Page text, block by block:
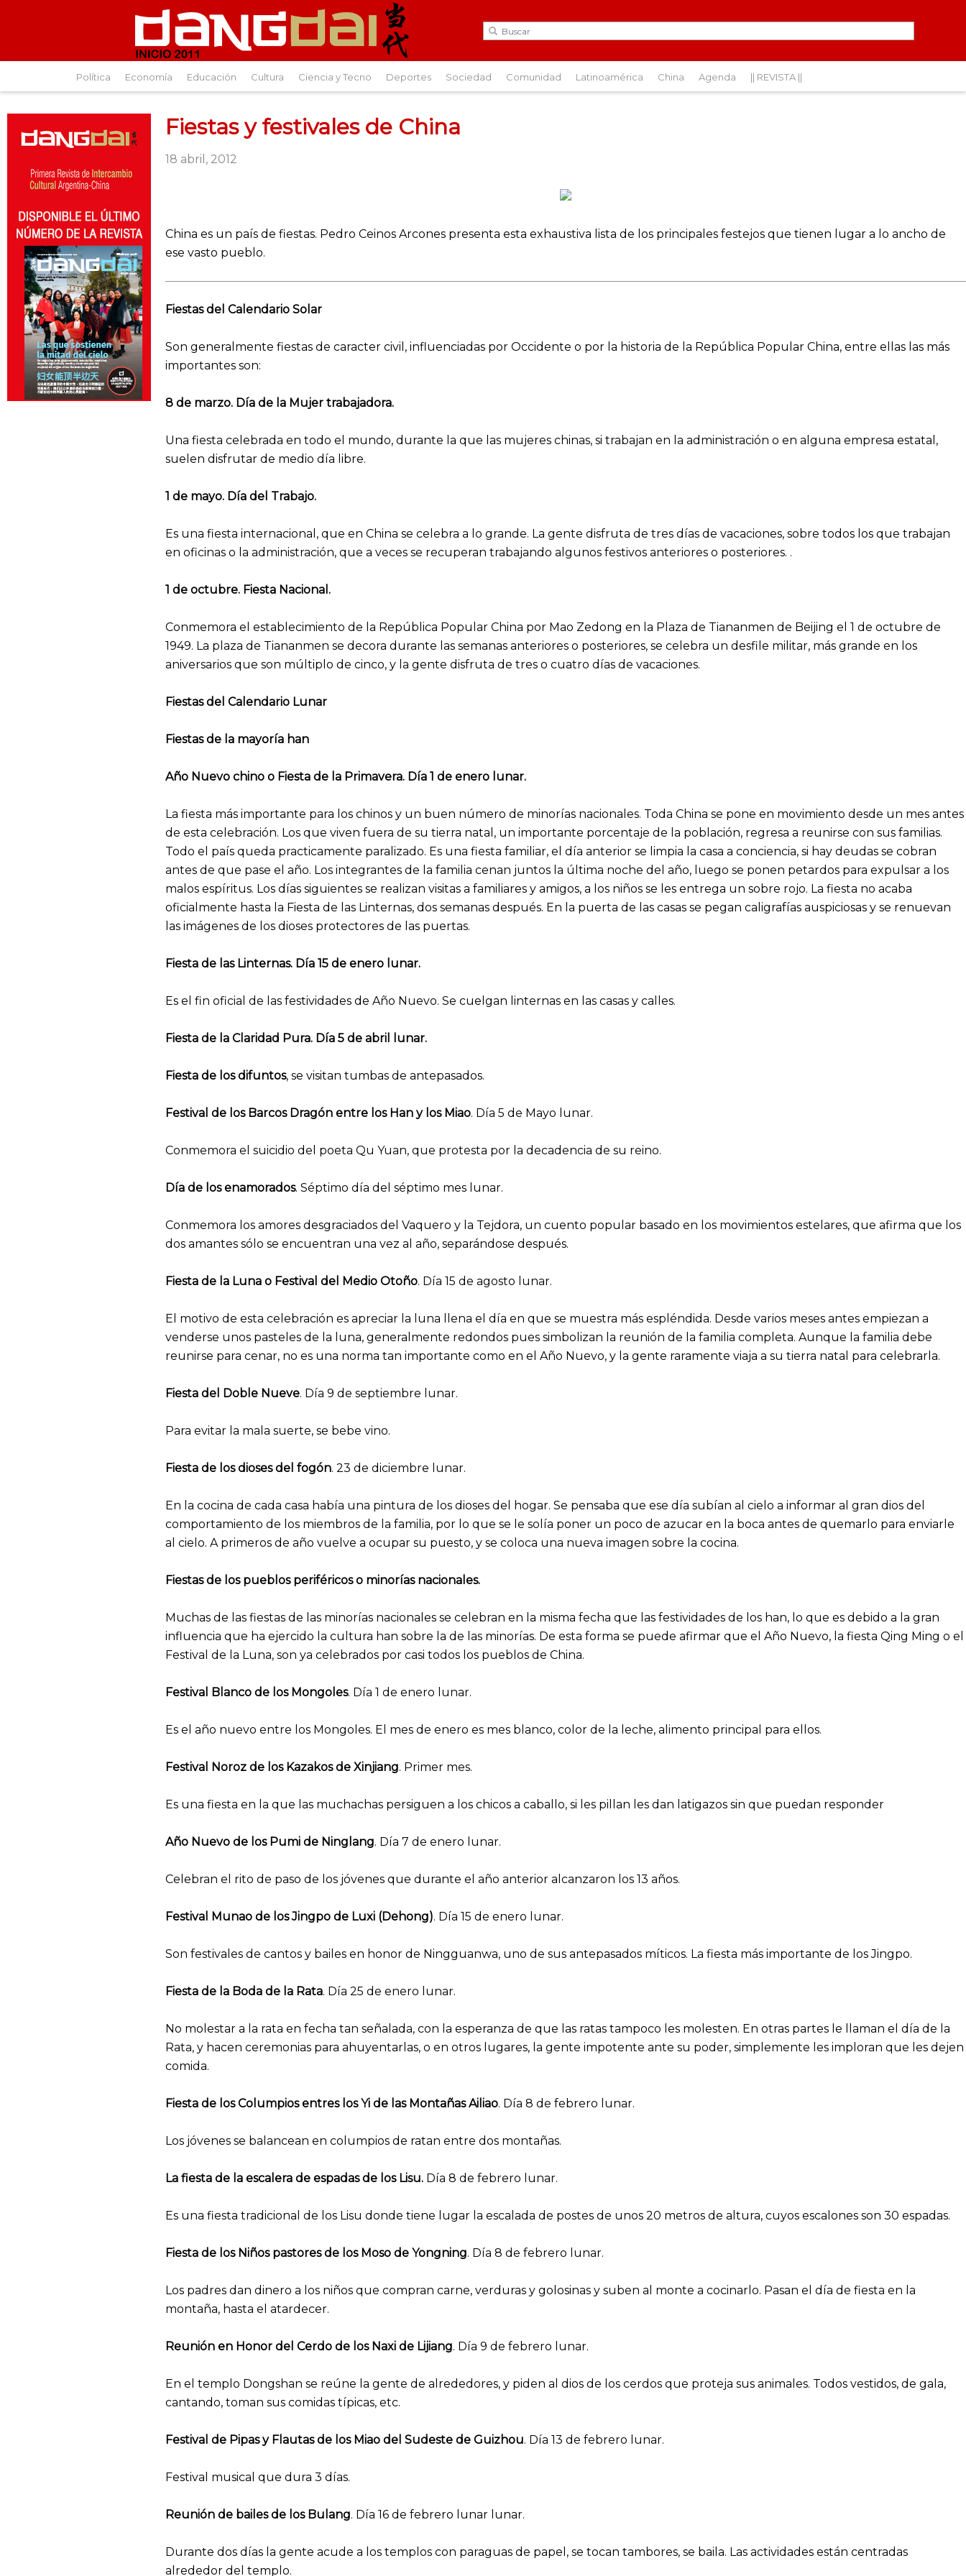
Política Economía Educación Cultura Ciencia y Tecno Deportes Sociedad Comunidad Latinoamérica China Agenda || REVISTA ||
Fiestas y festivales de China
18 abril, 2012
China es un país de fiestas. Pedro Ceinos Arcones presenta esta exhaustiva lista de los principales festejos que tienen lugar a lo ancho de
ese vasto pueblo.
Fiestas del Calendario Solar
Son generalmente fiestas de caracter civil, influenciadas por Occidente o por la historia de la República Popular China, entre ellas las más
importantes son:
8 de marzo. Día de la Mujer trabajadora.
Una fiesta celebrada en todo el mundo, durante la que las mujeres chinas, si trabajan en la administración o en alguna empresa estatal,
suelen disfrutar de medio día libre.
1 de mayo. Día del Trabajo.
Es una fiesta internacional, que en China se celebra a lo grande. La gente disfruta de tres días de vacaciones, sobre todos los que trabajan
en oficinas o la administración, que a veces se recuperan trabajando algunos festivos anteriores o posteriores. .
1 de octubre. Fiesta Nacional.
Conmemora el establecimiento de la República Popular China por Mao Zedong en la Plaza de Tiananmen de Beijing el 1 de octubre de
1949. La plaza de Tiananmen se decora durante las semanas anteriores o posteriores, se celebra un desfile militar, más grande en los
aniversarios que son múltiplo de cinco, y la gente disfruta de tres o cuatro días de vacaciones.
Fiestas del Calendario Lunar
Fiestas de la mayoría han
Año Nuevo chino o Fiesta de la Primavera. Día 1 de enero lunar.
La fiesta más importante para los chinos y un buen número de minorías nacionales. Toda China se pone en movimiento desde un mes antes
de esta celebración. Los que viven fuera de su tierra natal, un importante porcentaje de la población, regresa a reunirse con sus familias.
Todo el país queda practicamente paralizado. Es una fiesta familiar, el día anterior se limpia la casa a conciencia, si hay deudas se cobran
antes de que pase el año. Los integrantes de la familia cenan juntos la última noche del año, luego se ponen petardos para expulsar a los
malos espíritus. Los días siguientes se realizan visitas a familiares y amigos, a los niños se les entrega un sobre rojo. La fiesta no acaba
oficialmente hasta la Fiesta de las Linternas, dos semanas después. En la puerta de las casas se pegan caligrafías auspiciosas y se renuevan
las imágenes de los dioses protectores de las puertas.
Fiesta de las Linternas. Día 15 de enero lunar.
Es el fin oficial de las festividades de Año Nuevo. Se cuelgan linternas en las casas y calles.
Fiesta de la Claridad Pura. Día 5 de abril lunar.
Fiesta de los difuntos, se visitan tumbas de antepasados.
Festival de los Barcos Dragón entre los Han y los Miao. Día 5 de Mayo lunar.
Conmemora el suicidio del poeta Qu Yuan, que protesta por la decadencia de su reino.
Día de los enamorados. Séptimo día del séptimo mes lunar.
Conmemora los amores desgraciados del Vaquero y la Tejdora, un cuento popular basado en los movimientos estelares, que afirma que los
dos amantes sólo se encuentran una vez al año, separándose después.
Fiesta de la Luna o Festival del Medio Otoño. Día 15 de agosto lunar.
El motivo de esta celebración es apreciar la luna llena el día en que se muestra más espléndida. Desde varios meses antes empiezan a
venderse unos pasteles de la luna, generalmente redondos pues simbolizan la reunión de la familia completa. Aunque la familia debe
reunirse para cenar, no es una norma tan importante como en el Año Nuevo, y la gente raramente viaja a su tierra natal para celebrarla.
Fiesta del Doble Nueve. Día 9 de septiembre lunar.
Para evitar la mala suerte, se bebe vino.
Fiesta de los dioses del fogón. 23 de diciembre lunar.
En la cocina de cada casa había una pintura de los dioses del hogar. Se pensaba que ese día subían al cielo a informar al gran dios del
comportamiento de los miembros de la familia, por lo que se le solía poner un poco de azucar en la boca antes de quemarlo para enviarle
al cielo. A primeros de año vuelve a ocupar su puesto, y se coloca una nueva imagen sobre la cocina.
Fiestas de los pueblos periféricos o minorías nacionales.
Muchas de las fiestas de las minorías nacionales se celebran en la misma fecha que las festividades de los han, lo que es debido a la gran
influencia que ha ejercido la cultura han sobre la de las minorías. De esta forma se puede afirmar que el Año Nuevo, la fiesta Qing Ming o el
Festival de la Luna, son ya celebrados por casi todos los pueblos de China.
Festival Blanco de los Mongoles. Día 1 de enero lunar.
Es el año nuevo entre los Mongoles. El mes de enero es mes blanco, color de la leche, alimento principal para ellos.
Festival Noroz de los Kazakos de Xinjiang. Primer mes.
Es una fiesta en la que las muchachas persiguen a los chicos a caballo, si les pillan les dan latigazos sin que puedan responder
Año Nuevo de los Pumi de Ninglang. Día 7 de enero lunar.
Celebran el rito de paso de los jóvenes que durante el año anterior alcanzaron los 13 años.
Festival Munao de los Jingpo de Luxi (Dehong). Día 15 de enero lunar.
Son festivales de cantos y bailes en honor de Ningguanwa, uno de sus antepasados míticos. La fiesta más importante de los Jingpo.
Fiesta de la Boda de la Rata. Día 25 de enero lunar.
No molestar a la rata en fecha tan señalada, con la esperanza de que las ratas tampoco les molesten. En otras partes le llaman el día de la
Rata, y hacen ceremonias para ahuyentarlas, o en otros lugares, la gente impotente ante su poder, simplemente les imploran que les dejen
comida.
Fiesta de los Columpios entres los Yi de las Montañas Ailiao. Día 8 de febrero lunar.
Los jóvenes se balancean en columpios de ratan entre dos montañas.
La fiesta de la escalera de espadas de los Lisu. Día 8 de febrero lunar.
Es una fiesta tradicional de los Lisu donde tiene lugar la escalada de postes de unos 20 metros de altura, cuyos escalones son 30 espadas.
Fiesta de los Niños pastores de los Moso de Yongning. Día 8 de febrero lunar.
Los padres dan dinero a los niños que compran carne, verduras y golosinas y suben al monte a cocinarlo. Pasan el día de fiesta en la
montaña, hasta el atardecer.
Reunión en Honor del Cerdo de los Naxi de Lijiang. Día 9 de febrero lunar.
En el templo Dongshan se reúne la gente de alrededores, y piden al dios de los cerdos que proteja sus animales. Todos vestidos, de gala,
cantando, toman sus comidas típicas, etc.
Festival de Pipas y Flautas de los Miao del Sudeste de Guizhou. Día 13 de febrero lunar.
Festival musical que dura 3 días.
Reunión de bailes de los Bulang. Día 16 de febrero lunar lunar.
Durante dos días la gente acude a los templos con paraguas de papel, se tocan tambores, se baila. Las actividades están centradas
alrededor del templo.